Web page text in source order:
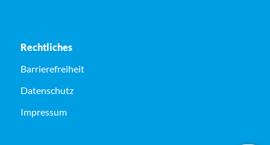
Rechtliches
Barrierefreiheit
Datenschutz
Impressum